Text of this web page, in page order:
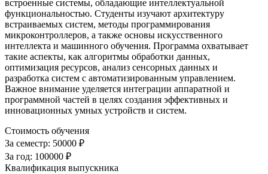
встроенные системы, обладающие интеллектуальной
функциональностью. Студенты изучают архитектуру
встраиваемых систем, методы программирования
микроконтроллеров, а также основы искусственного
интеллекта и машинного обучения. Программа охватывает
такие аспекты, как алгоритмы обработки данных,
оптимизация ресурсов, анализ сенсорных данных и
разработка систем с автоматизированным управлением.
Важное внимание уделяется интеграции аппаратной и
программной частей в целях создания эффективных и
инновационных умных устройств и систем.
Стоимость обучения
За семестр: 50000 ₽
За год: 100000 ₽
Квалификация выпускника